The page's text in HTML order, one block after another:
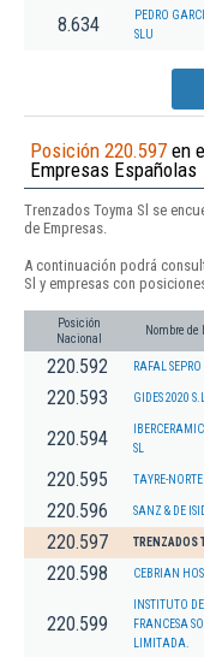
8.634
PEDRO
SLU
Posición 220.597 en
Empresas Españolas
Trenzados Toyma Sl se
de Empresas.
A continuación podrá
Sl y empresas con
Posición
Nacional
Nombre de
220.592 RAFAL SEPRO
220.593 GIDES 2020 S.L.
220.594
SL
220.595 TAYRE-NORTE
220.596 SANZ & DE
220.597 TRENZADOS
220.598 CEBRIAN
220.599
INSTITUTO
FRANCESA
LIMITADA.